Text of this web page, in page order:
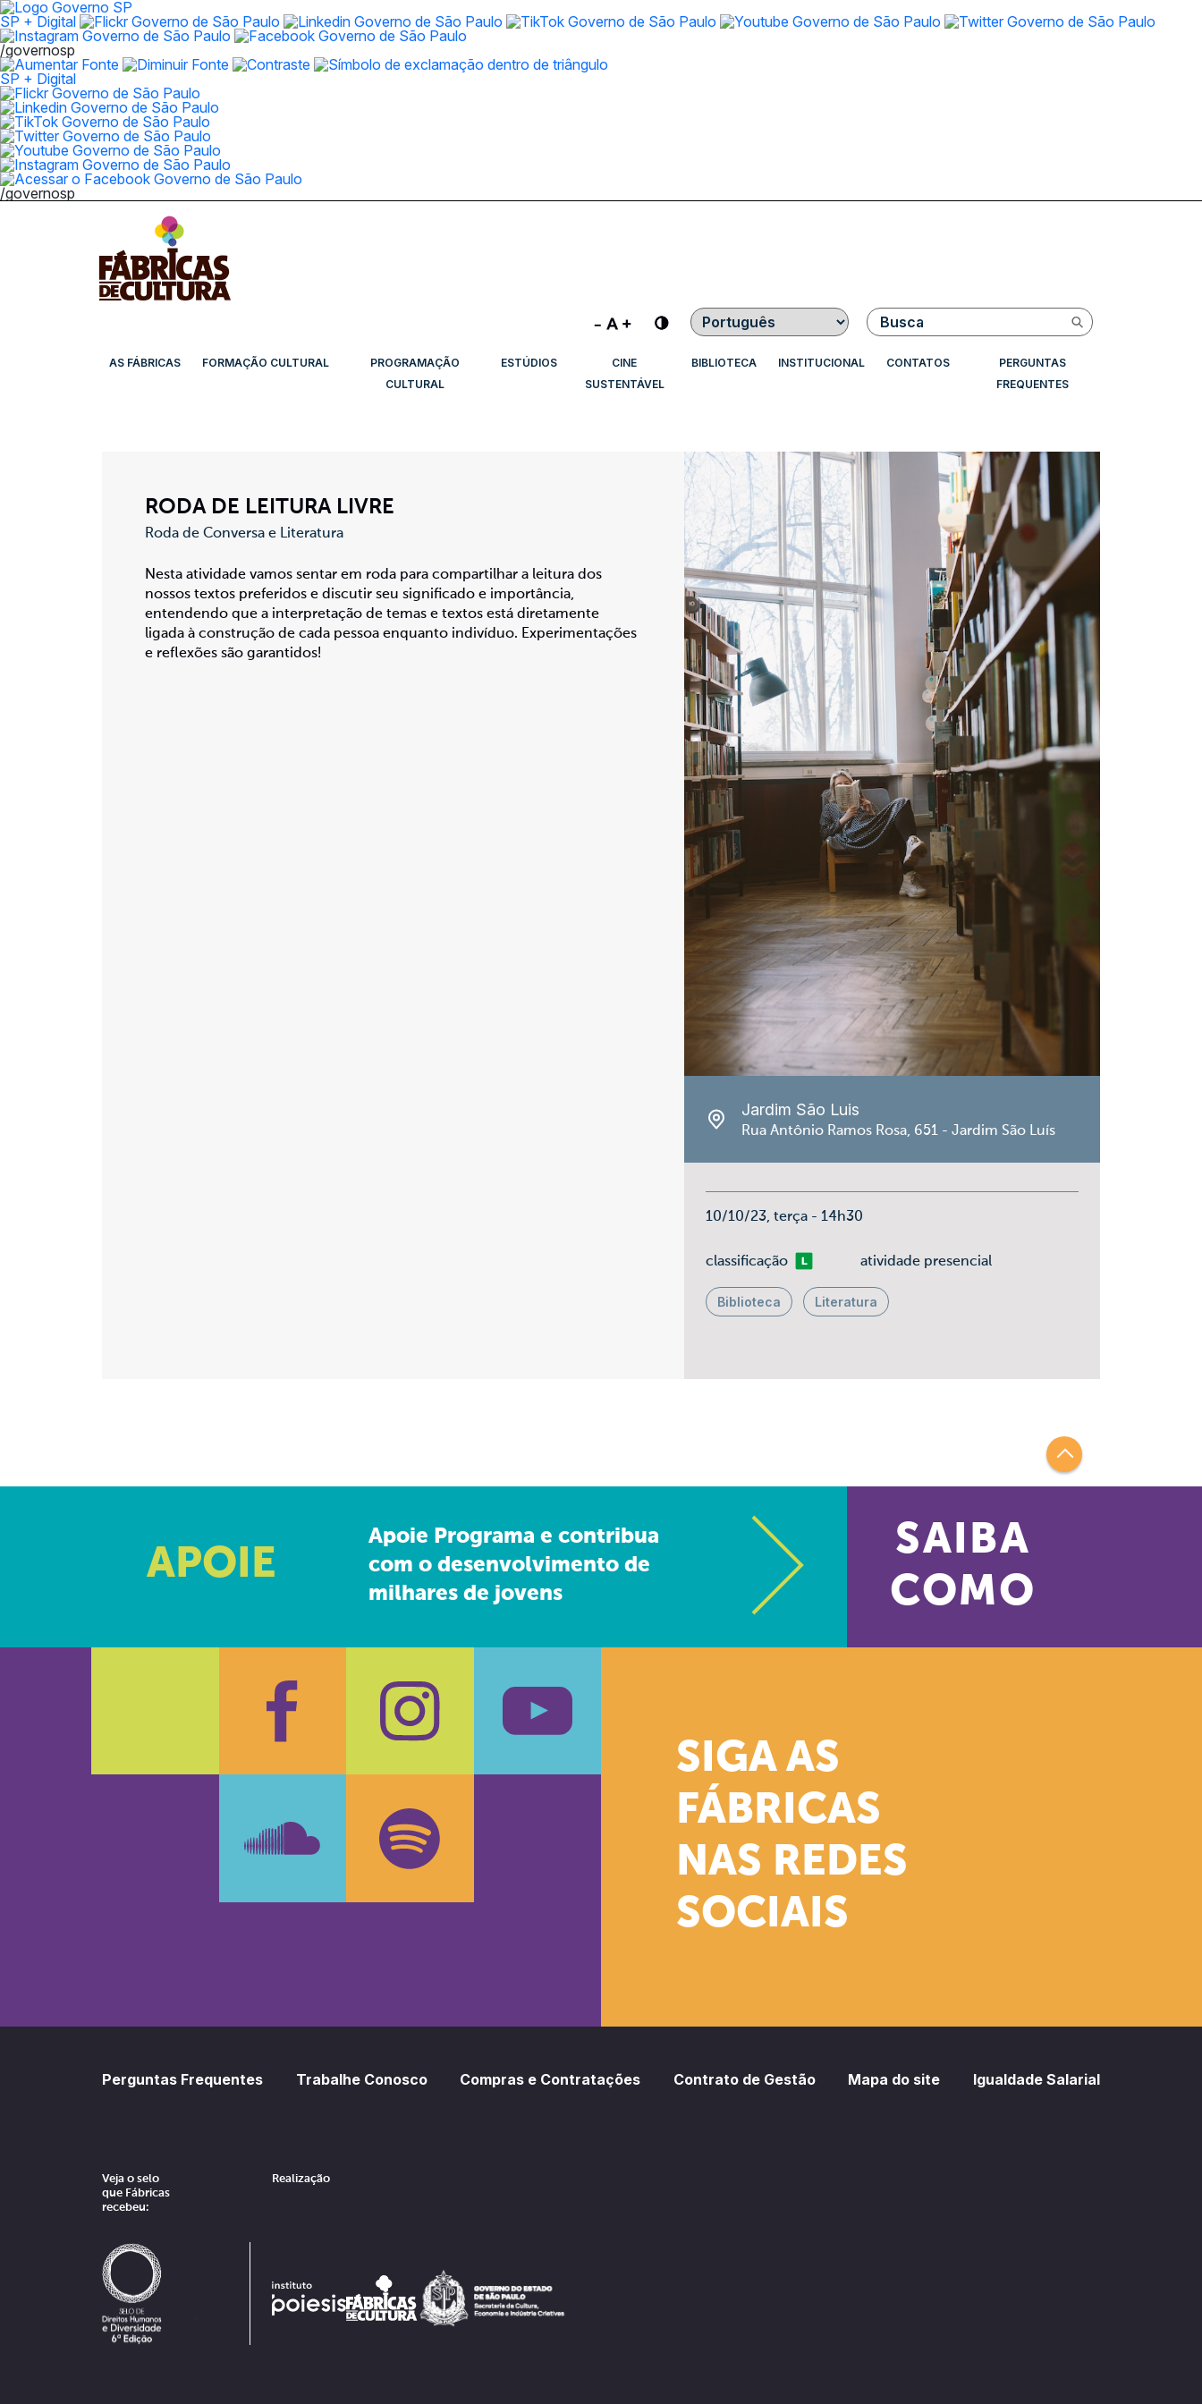
SP + Digital
/governosp
SP + Digital
/governosp
Contraste Buscar
AS FÁBRICAS FORMAÇÃO CULTURAL
PROGRAMAÇÃO
CULTURAL
ESTÚDIOS
CINE
SUSTENTÁVEL
BIBLIOTECA INSTITUCIONAL CONTATOS
PERGUNTAS
FREQUENTES
RODA DE LEITURA LIVRE
Roda de Conversa e Literatura
Nesta atividade vamos sentar em roda para compartilhar a leitura dos
nossos textos preferidos e discutir seu significado e importância,
entendendo que a interpretação de temas e textos está diretamente
ligada à construção de cada pessoa enquanto indivíduo. Experimentações
e reflexões são garantidos!
Jardim São Luis
Rua Antônio Ramos Rosa, 651 - Jardim São Luís
10/10/23, terça - 14h30
classificaçãoLivre atividade presencial
Biblioteca Literatura
APOIE
Apoie Programa e contribua
com o desenvolvimento de
milhares de jovens
SAIBA
COMO
SIGA AS
FÁBRICAS
NAS REDES
SOCIAIS
FacebookInstagram
Perguntas Frequentes Trabalhe Conosco Compras e Contratações Contrato de Gestão Mapa do site Igualdade Salarial
Veja o selo
que Fábricas
recebeu:
Realização